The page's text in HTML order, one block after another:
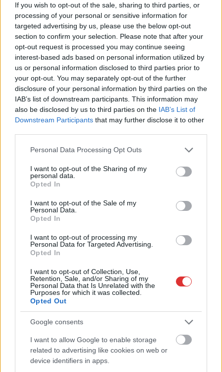
If you wish to opt-out of the sale, sharing to third parties, or
processing of your personal or sensitive information for
targeted advertising by us, please use the below opt-out
section to confirm your selection. Please note that after your
opt-out request is processed you may continue seeing
interest-based ads based on personal information utilized by
us or personal information disclosed to third parties prior to
your opt-out. You may separately opt-out of the further
disclosure of your personal information by third parties on the
IAB’s list of downstream participants. This information may
also be disclosed by us to third parties on the IAB’s List of
Downstream Participants that may further disclose it to other
Please note that this website/app uses one or more Google
not limited to your visit or usage behaviour. You may click to
grant or deny consent to Google and its third-party tags to
use your data for below specified purposes in below Google
consent section.
Personal Data Processing Opt Outs
I want to opt-out of the Sharing of my
personal data.
Opted In
I want to opt-out of the Sale of my
Personal Data.
Opted In
I want to opt-out of processing my
Personal Data for Targeted Advertising.
Opted In
I want to opt-out of Collection, Use,
Retention, Sale, and/or Sharing of my
Personal Data that Is Unrelated with the
Purposes for which it was collected.
Opted Out
Google consents
I want to allow Google to enable storage
related to advertising like cookies on web or
device identifiers in apps.
volt, januártól viszont
két százalékkal kell
számolniuk az adózóknak. A HIPA alapesetben maximum 2
százalék lehet, de a járványhelyzet miatt egy rövid időre ezt 1
százalékban maximalizálták. Ugyancsak emelkedett a
kommunális adó is, ez ugyanis megduplázódott, évi ötezer
forintról tízezerre nőtt a mértéke. Ezt egyébként 1999 óta nem
emelték. A településen nem hemzsegnek az iparűzési adót
fizető cégek, így az önkormányzatnak ebből az adónemből
nem éri el az évi 3 millió forintot a bevétele, de erre…
rezsiárak,túrkeve
Parragh megszüntetné a KATÁ-t, az iparűzési
adót pedig közvetlenül a kormány kezébe adná
Vajon milyen szakmai
Magyar Kereskedelmi
és Iparkamara elnökét,
amikor ezekre a
jutott? Valószínűleg
Fidesz… A Magyar Kereskedelmi és Iparkamara elnöke a
Népszavának adott interjút. Az árstopot finom kritikával illeti.
Szerinte a többletköltség nem tűnik el, csupán más termékre